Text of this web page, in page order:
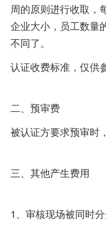
周的原则进行收取，
企业大小，员工数量
不同了。
认证收费标准，仅供
二、预审费
被认证方要求预审时
三、其他产生费用
1、审核现场被同时